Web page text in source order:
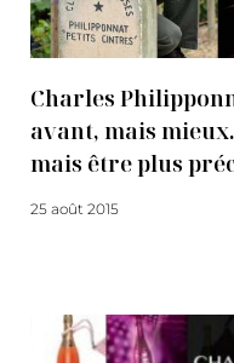
Charles
avant, mais
mais être plus
25 août 2015